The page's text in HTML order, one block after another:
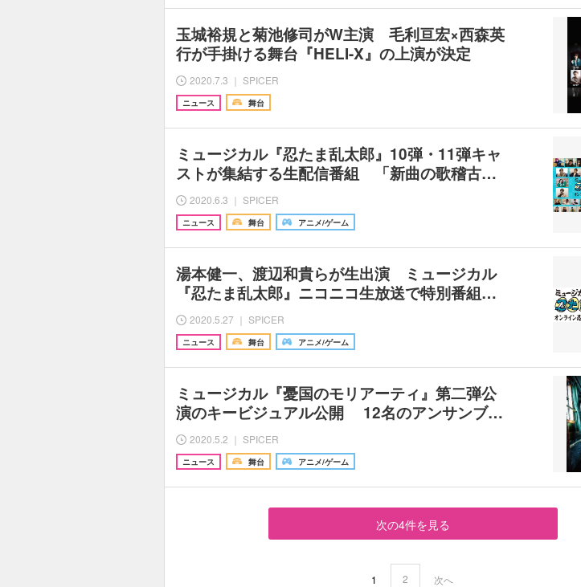
玉城裕規と菊池修司がW主演 毛利亘宏×西森英
行が手掛ける舞台『HELI-X』の上演が決定
2020.7.3 ｜ SPICER
ニュース 舞台
ミュージカル『忍たま乱太郎』10弾・11弾キャ
ストが集結する生配信番組 「新曲の歌稽古…
2020.6.3 ｜ SPICER
ニュース 舞台 アニメ/ゲーム
湯本健一、渡辺和貴らが生出演 ミュージカル
『忍たま乱太郎』ニコニコ生放送で特別番組…
2020.5.27 ｜ SPICER
ニュース 舞台 アニメ/ゲーム
ミュージカル『憂国のモリアーティ』第二弾公
演のキービジュアル公開 12名のアンサンブ…
2020.5.2 ｜ SPICER
ニュース 舞台 アニメ/ゲーム
次の4件を見る
1 2 次へ